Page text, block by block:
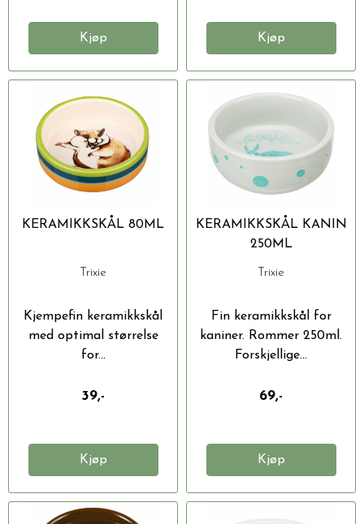
Kjøp Kjøp
KERAMIKKSKÅL 80ML
Trixie
Kjempefin keramikkskål
med optimal størrelse
for...
39,-
Kjøp
KERAMIKKSKÅL KANIN
250ML
Trixie
Fin keramikkskål for
kaniner. Rommer 250ml.
Forskjellige...
69,-
Kjøp